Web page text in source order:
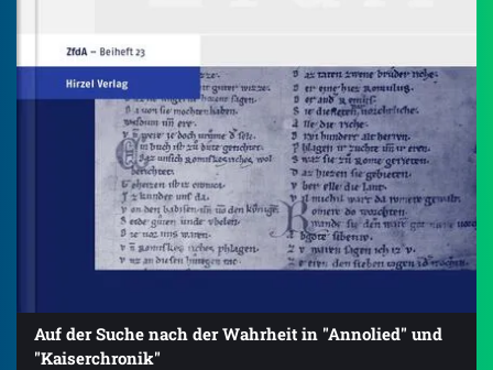
Auf der Suche nach der Wahrheit in "Annolied" und
"Kaiserchronik"